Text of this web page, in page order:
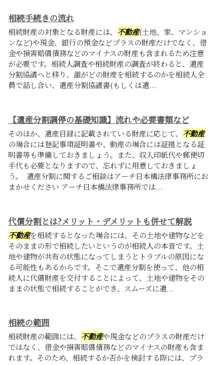
相続手続きの流れ
相続財産の対象となる財産には、 不動産(土地、家、マンショ
ンなど)や現金、銀行の預金などプラスの財産だけでなく、借
金や損害賠償債務などのマイナスの財産も含まれるため注意
が必要です。相続人調査や相続財産の調査が終わると、遺産
分割協議へと移り、誰がどの財産を相続するのかを相続人全
員で話し合い、遺産分割協議書(もしくは遺...
【遺産分割調停の基礎知識】流れや必要書類など
そのほか、遺産目録に記載されている財産に応じて、 不動産
の場合には登記事項証明書や、動産の場合には証拠となる証
明書等も準備しておきましょう。また、収入印紙代や郵便切
手代も必要となりますので、忘れずに用意しておきましょ
う。 遺産分割に関するご相談はアーチ日本橋法律事務所にお
まかせください アーチ日本橋法律事務所では...
代償分割とは?メリット・デメリットも併せて解説
不動産を相続するとなった場合には、その土地や建物などを
そのままの形で相続したいというのが相続人の本音です。土
地や建物が共有の状態になってしまうとトラブルの原因にな
る可能性もあるからです。そこで遺産分割を使って、他の相
続人に代償財産を交付することによって、土地や建物をその
ままの状態で相続することができ、スムーズに遺...
相続の範囲
相続財産の範囲には、 不動産や現金などのプラスの財産だけ
ではなく、借金や損害賠償債務などのマイナスの財産も含ま
れます。そのため、相続するか否かを検討する際には、プラ